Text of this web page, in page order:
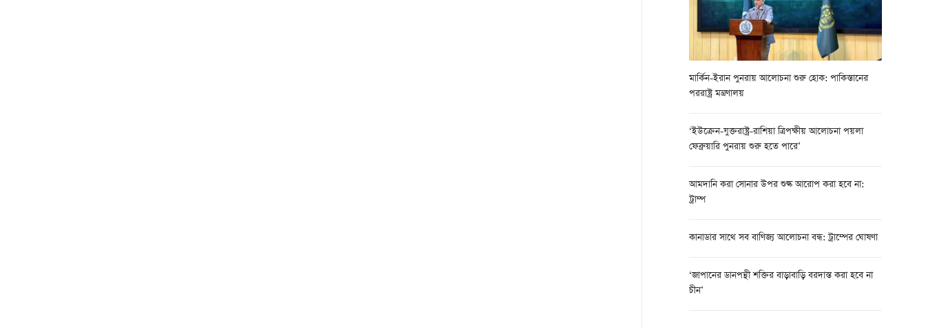
মার্কিন-ইরান পুনরায় আলোচনা শুরু হোক: পাকিস্তানের
পররাষ্ট্র মন্ত্রণালয়
‘ইউক্রেন-যুক্তরাষ্ট্র-রাশিয়া ত্রিপক্ষীয় আলোচনা পয়লা
ফেব্রুয়ারি পুনরায় শুরু হতে পারে’
আমদানি করা সোনার উপর শুল্ক আরোপ করা হবে না:
ট্রাম্প
কানাডার সাথে সব বাণিজ্য আলোচনা বন্ধ: ট্রাম্পের ঘোষণা
‘জাপানের ডানপন্থী শক্তির বাড়াবাড়ি বরদাস্ত করা হবে না
চীন’